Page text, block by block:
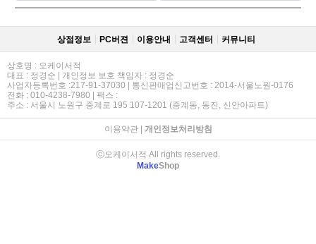
상점정보 PC버젼 이용안내 고객센터 커뮤니티
상호명 : 오케이서적
대표 : 정경순 | 개인정보 보호 책임자 : 정경순
사업자등록번호 :217-91-37030 | 통신판매업신고번호 : 2014-서울노원-0176
전화 : 010-4238-7980 | 팩스 :
주소 : 서울시 노원구 중계로 195 107-1201 (중계동, 동진, 신안아파트)
이용약관| 개인정보처리방침
ⓒ오케이서적 All rights reserved.
MakeShop